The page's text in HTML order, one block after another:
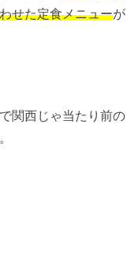
せた定食メニューが
関西じゃ当たり前の